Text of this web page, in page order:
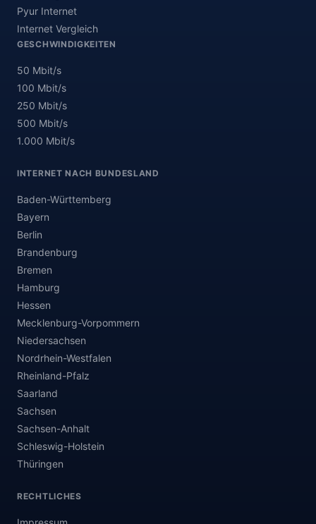
Pyur Internet
Internet Vergleich
GESCHWINDIGKEITEN
50 Mbit/s
100 Mbit/s
250 Mbit/s
500 Mbit/s
1.000 Mbit/s
INTERNET NACH BUNDESLAND
Baden-Württemberg
Bayern
Berlin
Brandenburg
Bremen
Hamburg
Hessen
Mecklenburg-Vorpommern
Niedersachsen
Nordrhein-Westfalen
Rheinland-Pfalz
Saarland
Sachsen
Sachsen-Anhalt
Schleswig-Holstein
Thüringen
RECHTLICHES